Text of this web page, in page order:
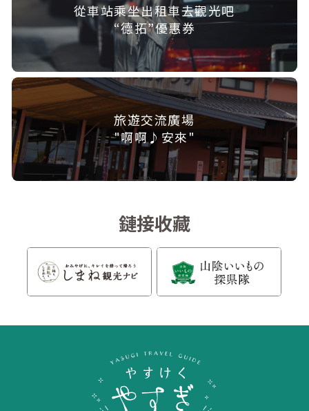
從車站乘坐出租車去觀光吧
“德拓”優惠券
旅遊交流廣場
"啊啊♪安來"
鏈接收藏